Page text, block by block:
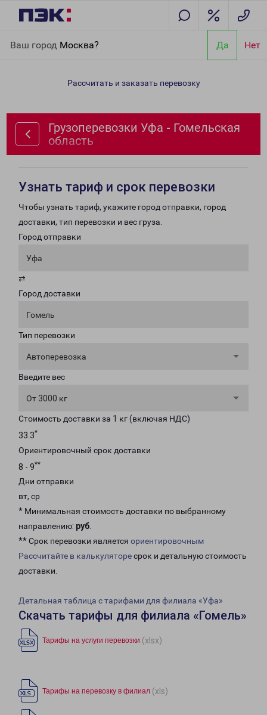
Ваш город Москва? Да Нет
область
Рассчитать и заказать перевозку
Грузоперевозки Уфа - Гомельская
область
Узнать тариф и срок перевозки
Чтобы узнать тариф, укажите город отправки, город
доставки, тип перевозки и вес груза.
Город отправки
Уфа
⇄
Город доставки
Гомель
Тип перевозки
Автоперевозка
Введите вес
От 3000 кг
Стоимость доставки за 1 кг (включая НДС)
33.3*
Ориентировочный срок доставки
8 - 9**
Дни отправки
вт, ср
* Минимальная стоимость доставки по выбранному
направлению: руб.
** Срок перевозки является ориентировочным
Рассчитайте в калькуляторесрок и детальную стоимость
доставки.
Детальная таблица с тарифами для филиала «Уфа»
Скачать тарифы для филиала «Гомель»
Тарифы на услуги перевозки (xlsx)
Тарифы на перевозку в филиал (xls)